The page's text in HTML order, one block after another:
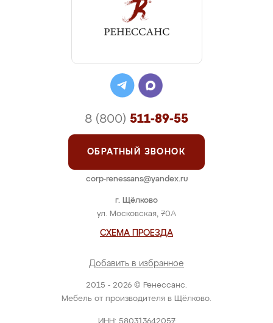
2015 - 2026 © Ренессанс.
Мебель от производителя в Щёлково.
г. Щёлково
ул. Московская, 70А
СХЕМА ПРОЕЗДА
Добавить в избранное
8 (800) 511-89-55
ОБРАТНЫЙ ЗВОНОК
corp-renessans@yandex.ru